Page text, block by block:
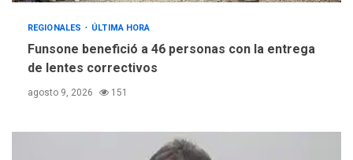
REGIONALES ÚLTIMA HORA
Funsone benefició a 46 personas con la entrega
de lentes correctivos
agosto 9, 2026 151